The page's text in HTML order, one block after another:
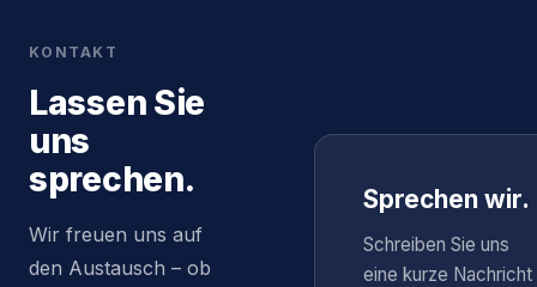
KONTAKT
Lassen Sie
uns
sprechen.
Wir freuen uns auf
den Austausch – ob
Sprechen wir.
Schreiben Sie uns
eine kurze Nachricht